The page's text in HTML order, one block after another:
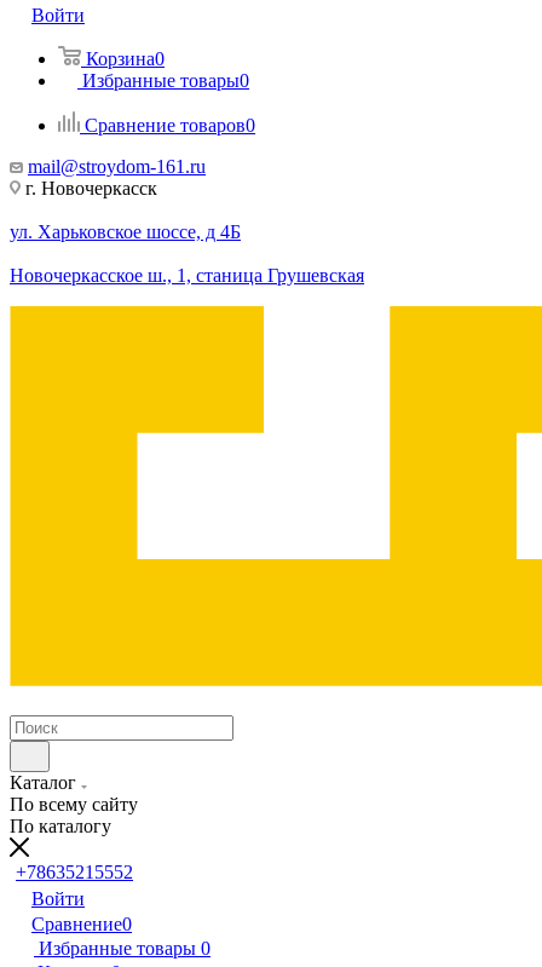
Войти
Корзина0
Избранные товары0
Сравнение товаров0
mail@stroydom-161.ru
г. Новочеркасск
ул. Харьковское шоссе, д 4Б
Новочеркасское ш., 1, станица Грушевская
Каталог
По всему сайту
По каталогу
+78635215552
Войти
Сравнение0
Избранные товары 0